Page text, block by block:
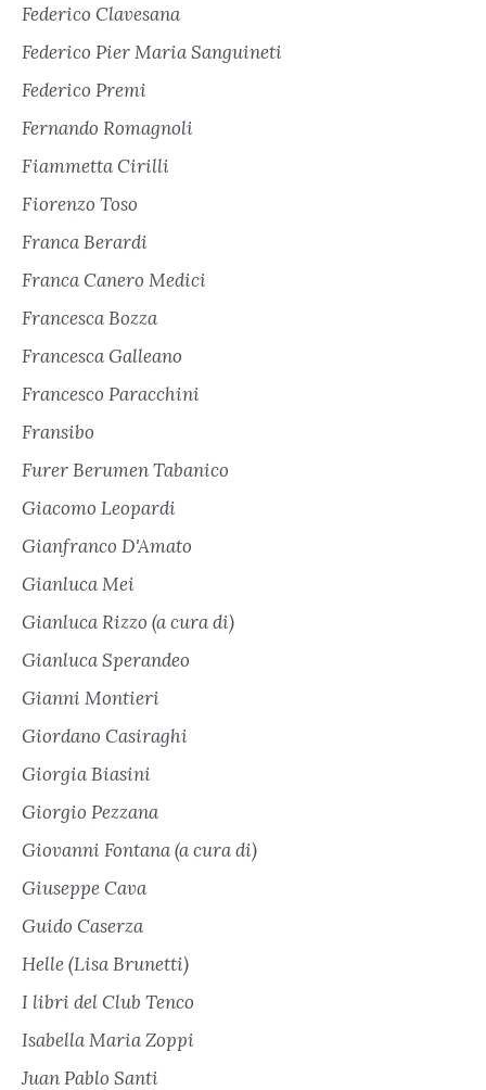
Federico Clavesana
Federico Pier Maria Sanguineti
Federico Premi
Fernando Romagnoli
Fiammetta Cirilli
Fiorenzo Toso
Franca Berardi
Franca Canero Medici
Francesca Bozza
Francesca Galleano
Francesco Paracchini
Fransibo
Furer Berumen Tabanico
Giacomo Leopardi
Gianfranco D'Amato
Gianluca Mei
Gianluca Rizzo (a cura di)
Gianluca Sperandeo
Gianni Montieri
Giordano Casiraghi
Giorgia Biasini
Giorgio Pezzana
Giovanni Fontana (a cura di)
Giuseppe Cava
Guido Caserza
Helle (Lisa Brunetti)
I libri del Club Tenco
Isabella Maria Zoppi
Juan Pablo Santi